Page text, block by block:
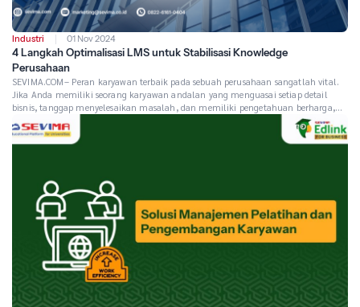
Industri 01 Nov 2024
4 Langkah Optimalisasi LMS untuk Stabilisasi Knowledge
Perusahaan
SEVIMA.COM– Peran karyawan terbaik pada sebuah perusahaan sangatlah vital.
Jika Anda memiliki seorang karyawan andalan yang menguasai setiap detail
bisnis, tanggap menyelesaikan masalah, dan memiliki pengetahuan berharga,
pastinya hal ini merupakan aset yang berharga. Namun, bagaimana jika suatu
hari ia memilih untuk meninggalkan perusahaan. Ia tidak hanya membawa
pengalaman bertahun-tahun, tetapi juga wawasan yang sulit […]